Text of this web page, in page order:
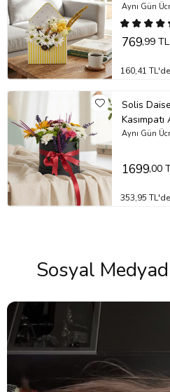
Aynı Gün
769,99 TL
160,41
Solis
Kasımpatı
Aynı Gün
1699,00
353,95
Sosyal